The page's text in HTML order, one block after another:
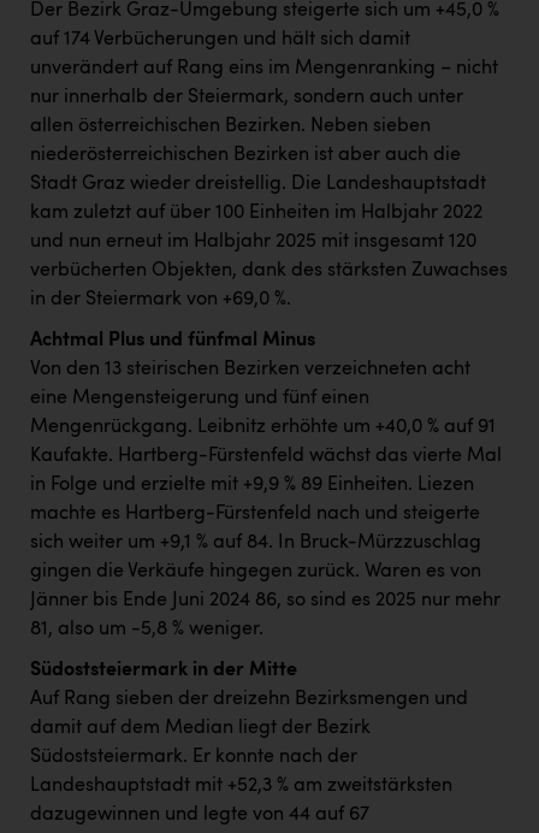
Der Bezirk Graz-Umgebung steigerte sich um +45,0 %
auf 174 Verbücherungen und hält sich damit
unverändert auf Rang eins im Mengenranking – nicht
nur innerhalb der Steiermark, sondern auch unter
allen österreichischen Bezirken. Neben sieben
niederösterreichischen Bezirken ist aber auch die
Stadt Graz wieder dreistellig. Die Landeshauptstadt
kam zuletzt auf über 100 Einheiten im Halbjahr 2022
und nun erneut im Halbjahr 2025 mit insgesamt 120
verbücherten Objekten, dank des stärksten Zuwachses
in der Steiermark von +69,0 %.
Achtmal Plus und fünfmal Minus
Von den 13 steirischen Bezirken verzeichneten acht
eine Mengensteigerung und fünf einen
Mengenrückgang. Leibnitz erhöhte um +40,0 % auf 91
Kaufakte. Hartberg-Fürstenfeld wächst das vierte Mal
in Folge und erzielte mit +9,9 % 89 Einheiten. Liezen
machte es Hartberg-Fürstenfeld nach und steigerte
sich weiter um +9,1 % auf 84. In Bruck-Mürzzuschlag
gingen die Verkäufe hingegen zurück. Waren es von
Jänner bis Ende Juni 2024 86, so sind es 2025 nur mehr
81, also um -5,8 % weniger.
Südoststeiermark in der Mitte
Auf Rang sieben der dreizehn Bezirksmengen und
damit auf dem Median liegt der Bezirk
Südoststeiermark. Er konnte nach der
Landeshauptstadt mit +52,3 % am zweitstärksten
dazugewinnen und legte von 44 auf 67